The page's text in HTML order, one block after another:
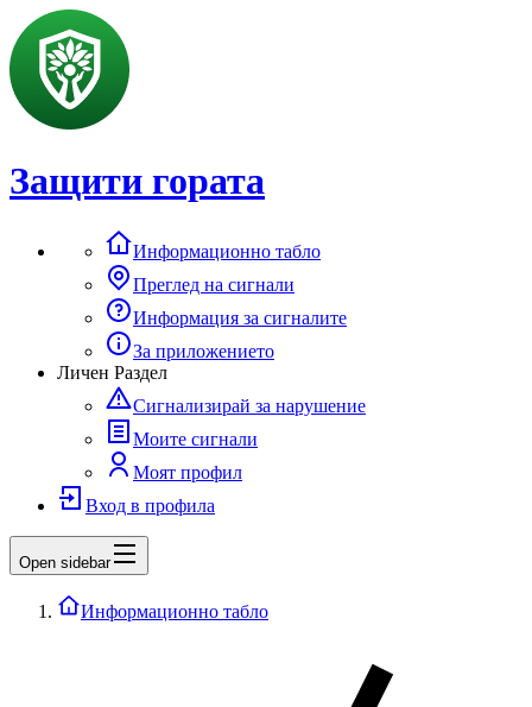
Защити гората
Информационно табло
Преглед на сигнали
Информация за сигналите
За приложението
Личен Раздел
Сигнализирай за нарушение
Моите сигнали
Моят профил
Вход в профила
Open sidebar
Информационно табло